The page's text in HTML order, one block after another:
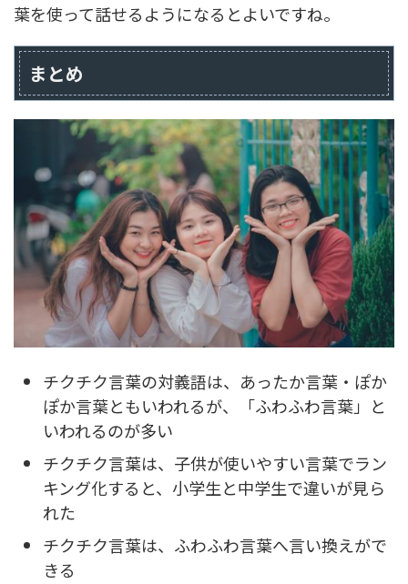
葉を使って話せるようになるとよいですね。
まとめ
チクチク言葉の対義語は、あったか言葉・ぽか
ぽか言葉ともいわれるが、「ふわふわ言葉」と
いわれるのが多い
チクチク言葉は、子供が使いやすい言葉でラン
キング化すると、小学生と中学生で違いが見ら
れた
チクチク言葉は、ふわふわ言葉へ言い換えがで
きる